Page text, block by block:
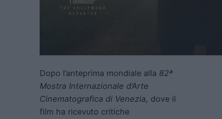
Dopo l’anteprima mondiale alla 82ª
Mostra Internazionale d’Arte
Cinematografica di Venezia, dove il
film ha ricevuto critiche